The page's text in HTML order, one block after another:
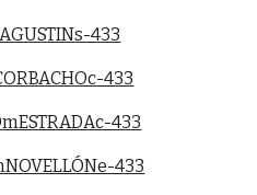
433
433
433
433